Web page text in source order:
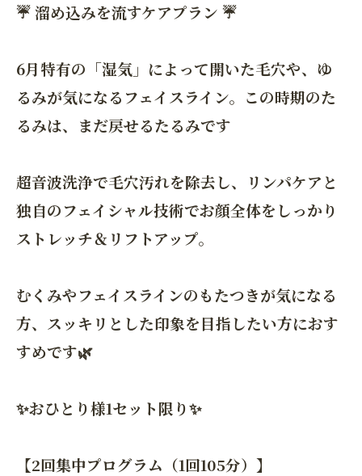
☔️ 溜め込みを流すケアプラン ☔️
6月特有の「湿気」によって開いた毛穴や、ゆ
るみが気になるフェイスライン。この時期のた
るみは、まだ戻せるたるみです
超音波洗浄で毛穴汚れを除去し、リンパケアと
独自のフェイシャル技術でお顔全体をしっかり
ストレッチ＆リフトアップ。
むくみやフェイスラインのもたつきが気になる
方、スッキリとした印象を目指したい方におす
すめです🌿
✨おひとり様1セット限り✨
【2回集中プログラム（1回105分）】